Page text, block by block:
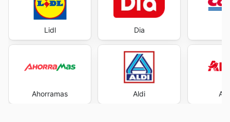
Lidl
Ahorramas
Dia
Aldi